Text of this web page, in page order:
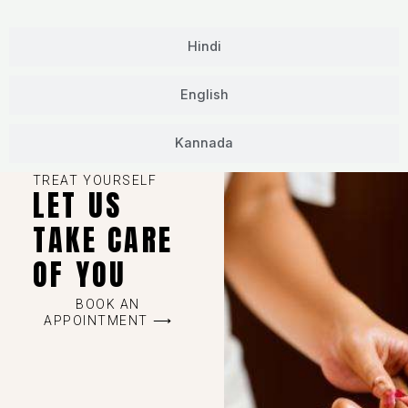
Hindi
English
Kannada
TREAT YOURSELF
LET US
TAKE CARE
OF YOU
BOOK AN
APPOINTMENT ⟶